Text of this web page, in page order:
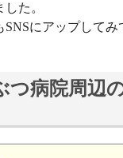
た。
にアップしてみ
つ病院周辺